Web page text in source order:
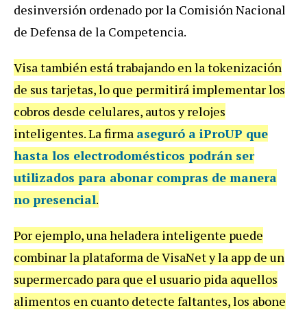
desinversión ordenado porla ComisiónNacional
de Defensa de la Competencia.
Visatambién estátrabajando enlatokenización
de sus tarjetas,lo que permitirá implementarlos
cobros desde celulares, autos y relojes
inteligentes.Lafirma aseguró a iProUP que
hasta los electrodomésticos podrán ser
utilizados para abonar compras de manera
no presencial.
Por ejemplo,unaheladera inteligente puede
combinarla plataforma deVisaNetyla app de un
supermercado para que el usuario pida aquellos
alimentos en cuanto detecte faltantes,los abone